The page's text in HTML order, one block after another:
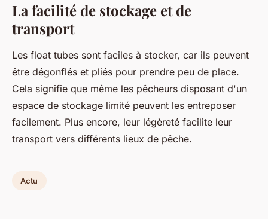
La facilité de stockage et de
transport
Les float tubes sont faciles à stocker, car ils peuvent
être dégonflés et pliés pour prendre peu de place.
Cela signifie que même les pêcheurs disposant d'un
espace de stockage limité peuvent les entreposer
facilement. Plus encore, leur légèreté facilite leur
transport vers différents lieux de pêche.
Actu